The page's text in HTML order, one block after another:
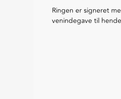
Ringen er signeret
venindegave til